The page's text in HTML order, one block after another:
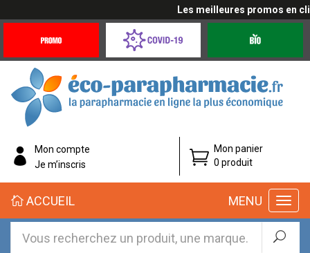
Les meilleures promos en
Offres
Coronavirus
éco-
parapharmacie.fr
éco-
parapharmacie.fr
Mon compte
Je m’inscris
Mon panier
0 produit
MENU
ACCUEIL